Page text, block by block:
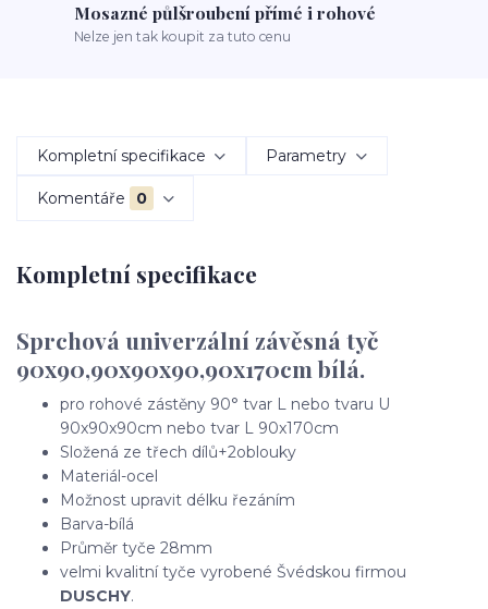
Mosazné půlšroubení přímé i rohové
Nelze jen tak koupit za tuto cenu
Kompletní specifikace Parametry
Komentáře 0
Kompletní specifikace
Sprchová univerzální závěsná tyč
90x90,90x90x90,90x170cm bílá.
pro rohové zástěny 90° tvar L nebo tvaru U
90x90x90cm nebo tvar L 90x170cm
Složená ze třech dílů+2oblouky
Materiál-ocel
Možnost upravit délku řezáním
Barva-bílá
Průměr tyče 28mm
velmi kvalitní tyče vyrobené Švédskou firmou
DUSCHY.